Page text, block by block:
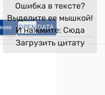
OPEN DATA
Ошибка в тексте?
Выделите ее мышкой!
И нажмите: Сюда
Загрузить цитату